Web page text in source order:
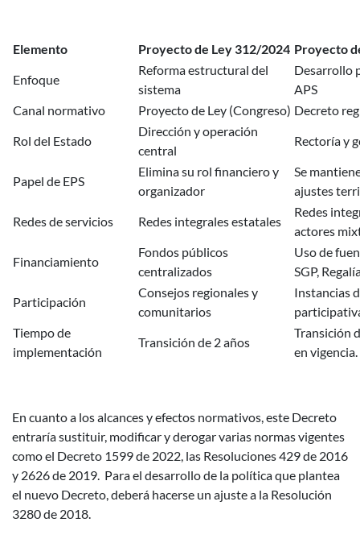
Elemento Proyecto de Ley 312/2024 Proyecto
Enfoque
Reforma estructural del
sistema
Desarrollo
APS
Canal normativo
Proyecto de Ley (Congreso) Decreto
Rol del Estado
Dirección y operación
central
Rectoría y
Papel de EPS
Elimina su rol financiero y
organizador
Se
ajustes
Redes de servicios
Redes integrales estatales
Redes
actores
Financiamiento
Fondos públicos
centralizados
Uso de
SGP,
Participación
Consejos regionales y
comunitarios
Instancias
Tiempo de
implementación
Transición de 2 años
Transición
en vigencia.
En cuanto a los alcances y efectos normativos, este Decreto
entraría sustituir, modificar y derogar varias normas vigentes
como el Decreto 1599 de 2022, las Resoluciones 429 de 2016
y 2626 de 2019. Para el desarrollo de la política que plantea
el nuevo Decreto, deberá hacerse un ajuste a la Resolución
3280 de 2018.